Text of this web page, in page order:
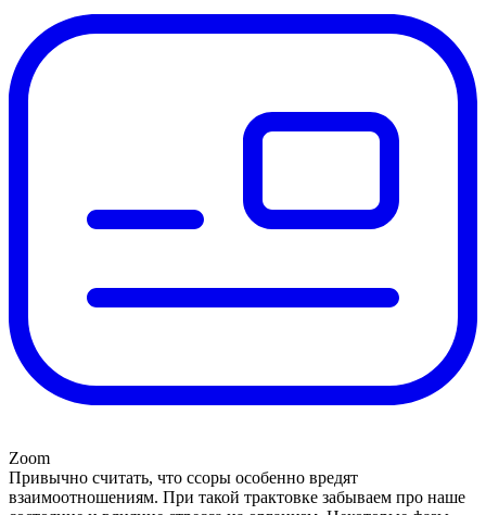
Zoom
Привычно считать, что ссоры особенно вредят
взаимоотношениям. При такой трактовке забываем про наше